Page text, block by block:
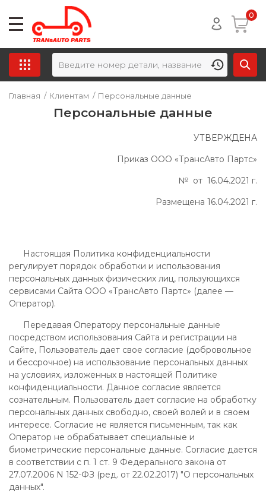
0
Главная / Клиентам / Персональные данные
Персональные данные
УТВЕРЖДЕНА
Приказ ООО «ТрансАвто Партс»
№ от 16.04.2021 г.
Размещена 16.04.2021 г.
Настоящая Политика конфиденциальности
регулирует порядок обработки и использования
персональных данных физических лиц, пользующихся
сервисами Сайта ООО «ТрансАвто Партс» (далее —
Оператор).
Передавая Оператору персональные данные
посредством использования Сайта и регистрации на
Сайте, Пользователь дает свое согласие (добровольное
и бессрочное) на использование персональных данных
на условиях, изложенных в настоящей Политике
конфиденциальности. Данное согласие является
сознательным. Пользователь дает согласие на обработку
персональных данных свободно, своей волей и в своем
интересе. Согласие не является письменным, так как
Оператор не обрабатывает специальные и
биометрические персональные данные. Согласие дается
в соответствии с п. 1 ст. 9 Федерального закона от
27.07.2006 N 152-ФЗ (ред. от 22.02.2017) "О персональных
данных".